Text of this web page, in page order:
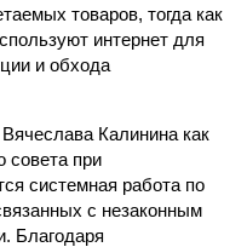
товаров, тогда как
интернет для
и обхода
Калинина как
совета при
системная работа по
с незаконным
Благодаря